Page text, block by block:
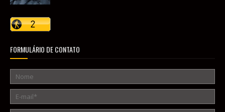
FORMULÁRIO DE CONTATO